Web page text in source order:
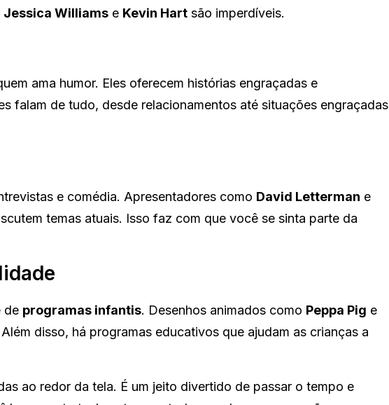
Jessica Williams e Kevin Hart são imperdíveis.
ama humor. Eles oferecem histórias engraçadas e
falam de tudo, desde relacionamentos até situações engraçadas
e comédia. Apresentadores como David Letterman e
temas atuais. Isso faz com que você se sinta parte da
de programas infantis. Desenhos animados como Peppa Pig e
disso, há programas educativos que ajudam as crianças a
ao redor da tela. É um jeito divertido de passar o tempo e